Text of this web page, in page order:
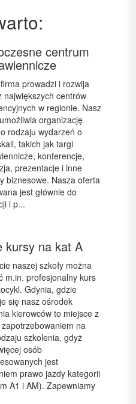
centrum
prowadzi i rozwija
największych centrów
w regionie. Nasz
organizację
rodzaju wydarzeń o
takich jak targi
konferencje,
prezentacje i inne
biznesowe. Nasza oferta
jest głównie do
i p...
kursy na kat A
naszej szkoły można
m.in. profesjonalny kurs
Gdynia, gdzie
się nasz ośrodek
kierowców to miejsce z
na
szkolenia, gdyż
osób
jest
prawo jazdy kategorii
A1 i AM). Zapewniamy